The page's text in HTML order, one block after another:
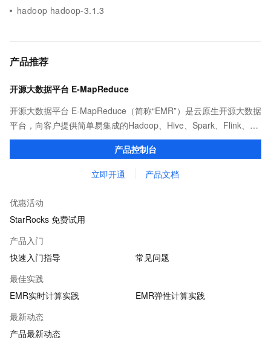
hadoop hadoop-3.1.3
产品推荐
开源大数据平台 E-MapReduce
开源大数据平台 E-MapReduce（简称“EMR”）是云原生开源大数据
平台，向客户提供简单易集成的Hadoop、Hive、Spark、Flink、
Presto、ClickHouse、StarRocks、Delta、Hudi等开源大数据计算
产品控制台
立即开通 产品文档
优惠活动
StarRocks 免费试用
产品入门
快速入门指导
常见问题
最佳实践
EMR实时计算实践
EMR弹性计算实践
最新动态
产品最新动态